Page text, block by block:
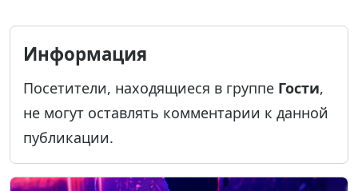
Информация
Посетители, находящиеся в группе Гости,
не могут оставлять комментарии к данной
публикации.